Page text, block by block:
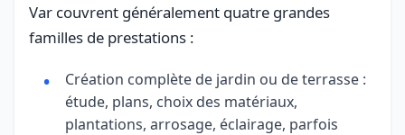
Var couvrent généralement quatre grandes
familles de prestations :
Création complète de jardin ou de terrasse :
étude, plans, choix des matériaux,
plantations, arrosage, éclairage, parfois